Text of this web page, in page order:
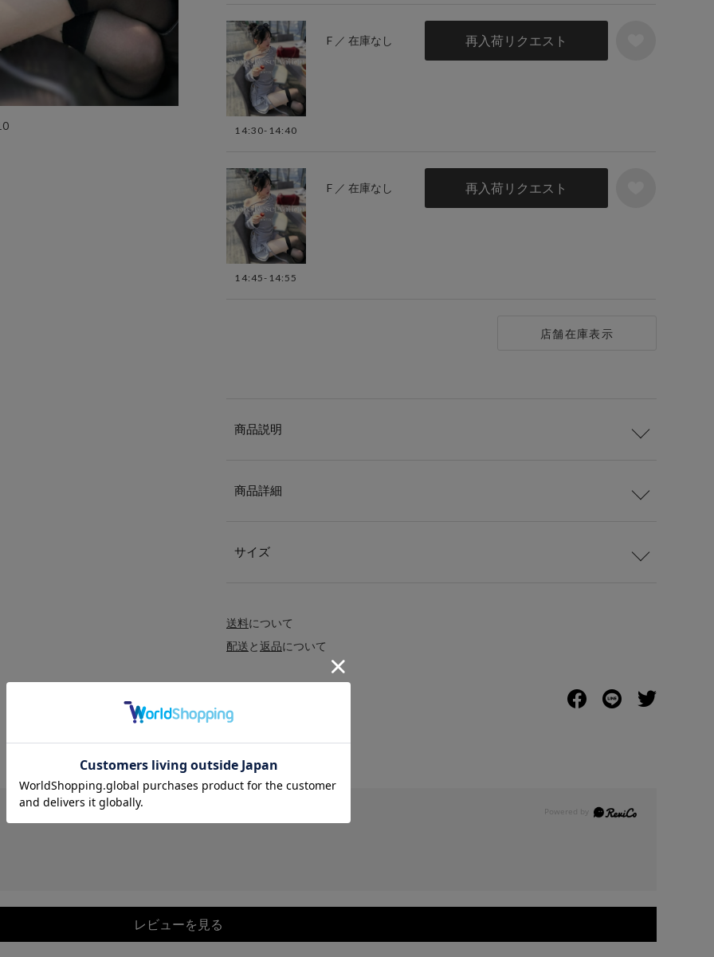
14:30-14:40
F ／ 在庫なし 再入荷リクエスト
14:45-14:55
F ／ 在庫なし 再入荷リクエスト
店舗在庫表示
商品説明
商品詳細
サイズ
送料について
配送と返品について
レビューを見る